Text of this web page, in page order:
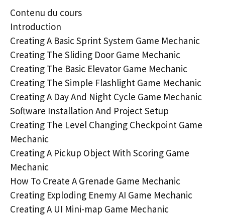
Contenu du cours
Introduction
Creating A Basic Sprint System Game Mechanic
Creating The Sliding Door Game Mechanic
Creating The Basic Elevator Game Mechanic
Creating The Simple Flashlight Game Mechanic
Creating A Day And Night Cycle Game Mechanic
Software Installation And Project Setup
Creating The Level Changing Checkpoint Game
Mechanic
Creating A Pickup Object With Scoring Game
Mechanic
How To Create A Grenade Game Mechanic
Creating Exploding Enemy AI Game Mechanic
Creating A UI Mini-map Game Mechanic